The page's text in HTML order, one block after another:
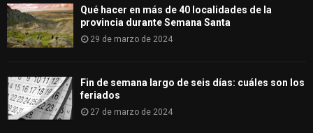
Qué hacer en más de 40 localidades de la
provincia durante Semana Santa
29 de marzo de 2024
Fin de semana largo de seis días: cuáles son los
feriados
27 de marzo de 2024